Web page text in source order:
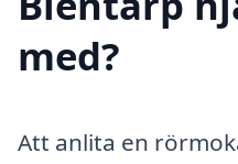
med?
Att anlita en